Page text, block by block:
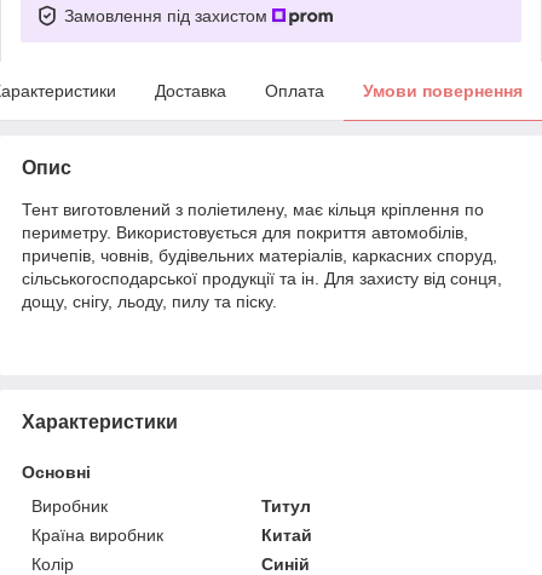
Замовлення під захистом
Доставка Оплата Умови повернення
Опис
Тент виготовлений з поліетилену, має кільця кріплення по
периметру. Використовується для покриття автомобілів,
причепів, човнів, будівельних матеріалів, каркасних споруд,
сільськогосподарської продукції та ін. Для захисту від сонця,
дощу, снігу, льоду, пилу та піску.
Характеристики
Основні
Виробник
Титул
Країна виробник
Китай
Колір
Синій